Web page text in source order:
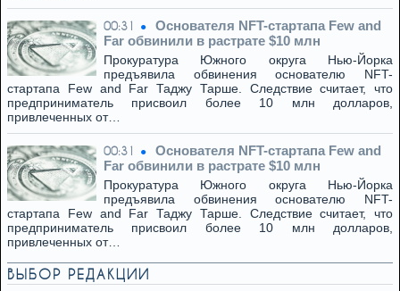
00:31
Основателя NFT-стартапа Few and
Far обвинили в растрате $10 млн
Прокуратура Южного округа Нью-Йорка
предъявила обвинения основателю NFT-
стартапа Few and Far Таджу Тарше. Следствие считает, что
предприниматель присвоил более 10 млн долларов,
привлеченных от…
00:31
Основателя NFT-стартапа Few and
Far обвинили в растрате $10 млн
Прокуратура Южного округа Нью-Йорка
предъявила обвинения основателю NFT-
стартапа Few and Far Таджу Тарше. Следствие считает, что
предприниматель присвоил более 10 млн долларов,
привлеченных от…
ВЫБОР РЕДАКЦИИ